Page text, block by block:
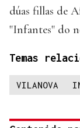
dúas fillas de
"Infantes" do
Temas
VILANOVA